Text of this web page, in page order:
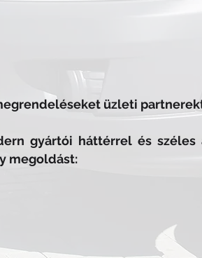
üzleti
gyártói háttérrel és
megoldást: